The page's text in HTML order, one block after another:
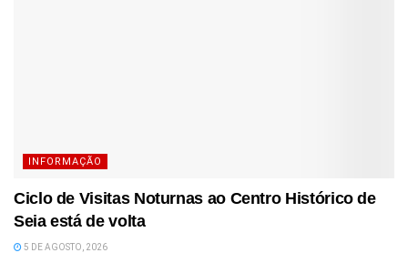
INFORMAÇÃO
Ciclo de Visitas Noturnas ao Centro Histórico de
Seia está de volta
5 DE AGOSTO, 2026